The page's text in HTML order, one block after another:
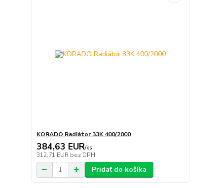
KORADO Radiátor 33K 400/2000
384,63 EUR/ks
312,71 EUR bez DPH
Pridať do košíka